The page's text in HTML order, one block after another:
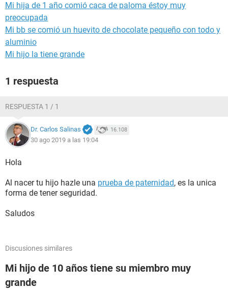
Mi hija de 1 año comió caca de paloma éstoy muy
preocupada
Mi bb se comió un huevito de chocolate pequeño con todo y
aluminio
Mi hijo la tiene grande
1 respuesta
RESPUESTA 1 / 1
Dr. Carlos Salinas 16.108
30 ago 2019 a las 19:04
Hola
Al nacer tu hijo hazle una prueba de paternidad, es la unica
forma de tener seguridad.
Saludos
Discusiones similares
Mi hijo de 10 años tiene su miembro muy
grande